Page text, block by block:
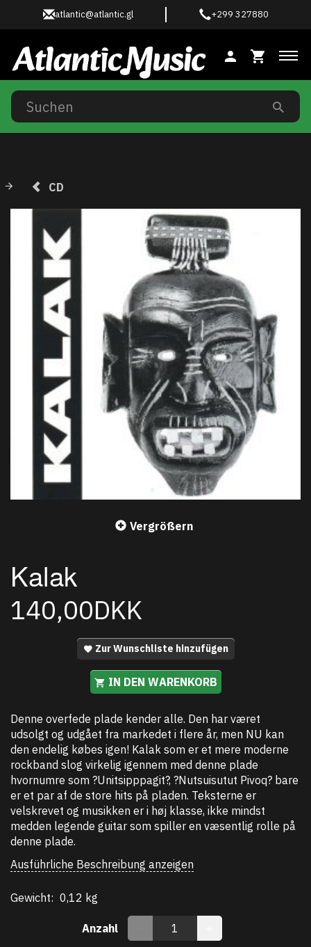
atlantic@atlantic.gl +299 327880
CD
Vergrößern
Kalak
140,00DKK
Zur Wunschliste hinzufügen
IN DEN WARENKORB
Denne overfede plade kender alle. Den har været
udsolgt og udgået fra markedet i flere år, men NU kan
den endelig købes igen! Kalak som er et mere moderne
rockband slog virkelig igennem med denne plade
hvornumre som ?Unitsipppagit?, ?Nutsuisutut Pivoq? bare
er et par af de store hits på pladen. Teksterne er
velskrevet og musikken er i høj klasse, ikke mindst
medden legende guitar som spiller en væsentlig rolle på
denne plade.
Ausführliche Beschreibung anzeigen
Gewicht: 0,12 kg
Anzahl